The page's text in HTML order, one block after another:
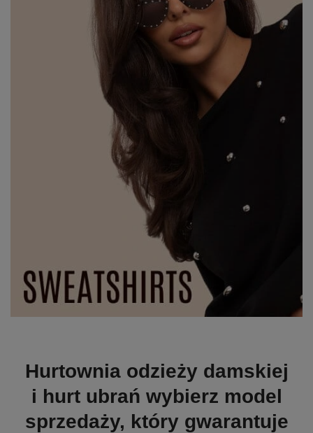
Hurtownia odzieży damskiej
i hurt ubrań wybierz model
sprzedaży, który gwarantuje